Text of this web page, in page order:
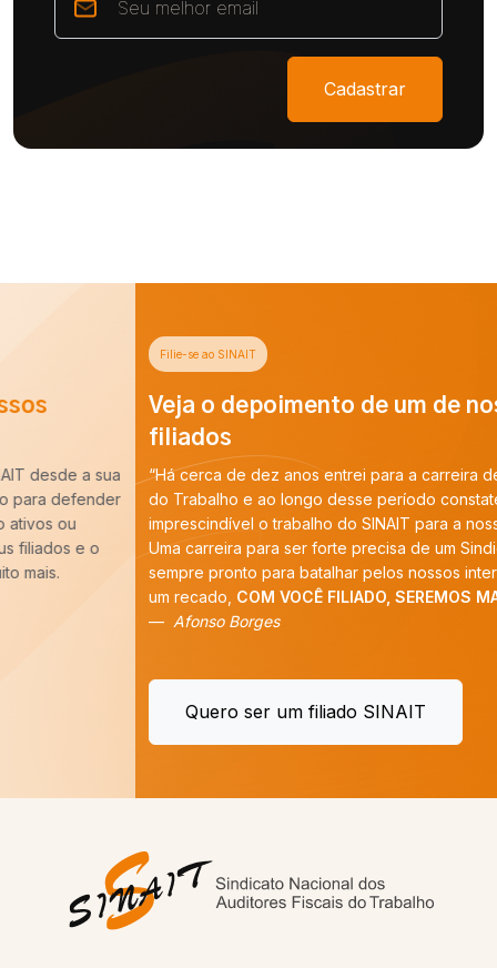
Cadastrar
Veja o depoimento de um de nossos
“Há cerca de dez anos entrei para a carreira de Auditoria-Fiscal
do Trabalho e ao longo desse período constatei que é
imprescindível o trabalho do SINAIT para a nossa categoria.
Uma carreira para ser forte precisa de um Sindicato forte,
sempre pronto para batalhar pelos nossos interesses. E tenho
COM VOCÊ FILIADO, SEREMOS MAIS!”
Quero ser um filiado SINAIT